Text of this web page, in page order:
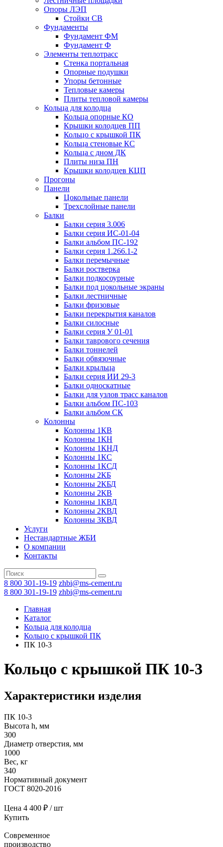
Опоры ЛЭП
Стойки СВ
Фундаменты
Фyндамент ФМ
Фyндамент Ф
Элементы теплотрасс
Стенка портальная
Опорные подушки
Упоры бетонные
Тепловые камеры
Плиты тепловой камеры
Кольца для колодца
Кольца опорные КО
Крышки колодцев ПП
Кольцо с крышкой ПК
Кольца стеновые КС
Кольца с дном ДК
Плиты низа ПН
Крышки колодцев КЦП
Прогоны
Панели
Цокольные панели
Трехслойные панели
Балки
Балки серия 3.006
Балки серия ИС-01-04
Балки альбом ПС-192
Балки серия 1.266.1-2
Балки перемычные
Балки ростверка
Балки подкосоурные
Балки под цокольные экраны
Балки лестничные
Балки фризовые
Балки перекрытия каналов
Балки силосные
Балки серия У 01-01
Балки таврового сечения
Балки тоннелей
Балки обвязочные
Балки крыльца
Балки серия ИИ 29-3
Балки односкатные
Балки для узлов трасс каналов
Балки альбом ПС-103
Балки альбом СК
Колонны
Колонны 1КВ
Колонны 1КН
Колонны 1КНД
Колонны 1КС
Колонны 1КСД
Колонны 2КБ
Колонны 2КБД
Колонны 2КВ
Колонны 1КВД
Колонны 2КВД
Колонны 3КВД
Услуги
Нестандартные ЖБИ
О компании
Контакты
8 800 301-19-19 zhbi@ms-cement.ru
8 800 301-19-19 zhbi@ms-cement.ru
Главная
Каталог
Кольца для колодца
Кольцо с крышкой ПК
ПК 10-3
Кольцо с крышкой ПК 10-3
Характеристики изделия
ПК 10-3
Высота h, мм
300
Диаметр отверстия, мм
1000
Вес, кг
340
Нормативный документ
ГОСТ 8020-2016
Цена 4 400 ₽ / шт
Купить
Современное
производство